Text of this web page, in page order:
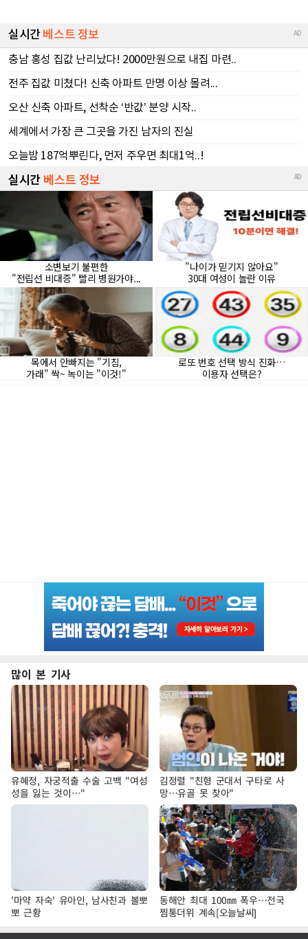
많이 본 기사
유혜정, 자궁적출 수술 고백 "여성
성을 잃는 것이…"
김정렬 "친형 군대서 구타로 사
망…유골 못 찾아"
'마약 자숙' 유아인, 남사친과 볼뽀
뽀 근황
동해안 최대 100㎜ 폭우…전국
찜통더위 계속[오늘날씨]